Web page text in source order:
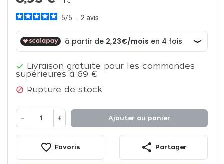
5/5 - 2 avis
 Livraison gratuite pour les commandes
supérieures à 69 €
 Rupture de stock
− + Ajouter au panier
favorite_border Favoris share Partager